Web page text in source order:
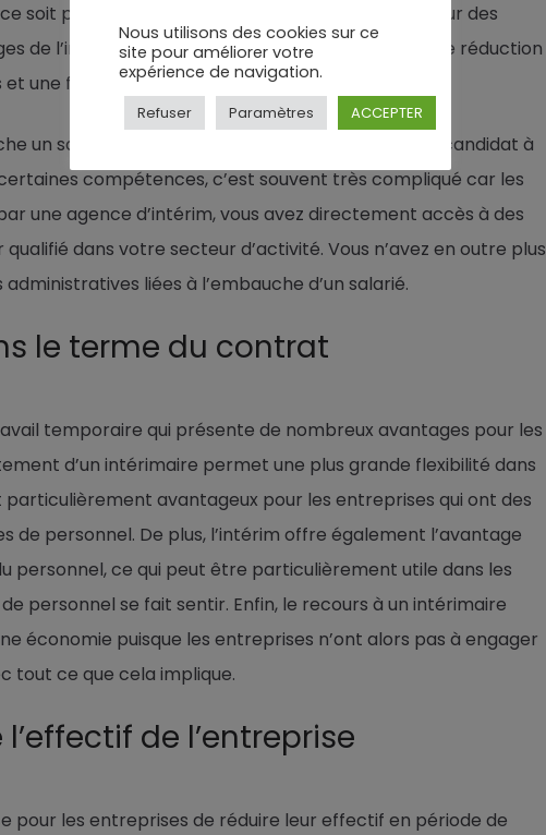
soit pour des remplacements temporaires ou pour des
de l’intérim pour l’employeur sont nombreux : une réduction
une flexibilité accrue.
un salarié en CDD ou en CDI, elle doit trouver un candidat à
compétences, c’est souvent très compliqué car les
une agence d’intérim, vous avez directement accès à des
dans votre secteur d’activité. Vous n’avez en outre plus
liées à l’embauche d’un salarié.
le terme du contrat
temporaire qui présente de nombreux avantages pour les
d’un intérimaire permet une plus grande flexibilité dans
avantageux pour les entreprises qui ont des
de personnel. De plus, l’intérim offre également l’avantage
personnel, ce qui peut être particulièrement utile dans les
personnel se fait sentir. Enfin, le recours à un intérimaire
économie puisque les entreprises n’ont alors pas à engager
tout ce que cela implique.
de l’entreprise
pour les entreprises de réduire leur effectif en période de
Nous utilisons des cookies sur ce
site pour améliorer votre
expérience de navigation.
Refuser Paramètres ACCEPTER